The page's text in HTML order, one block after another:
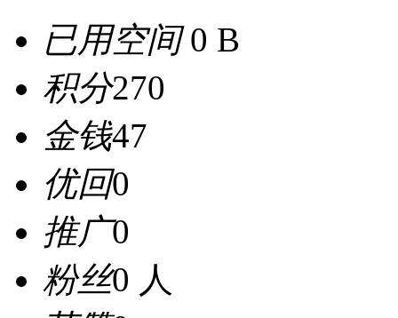
已用空间0 B
积分270
金钱47
优回0
推广0
粉丝0 人